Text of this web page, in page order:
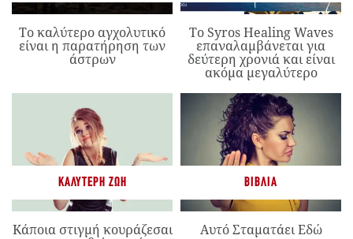
Το καλύτερο αγχολυτικό
είναι η παρατήρηση των
άστρων
Το Syros Healing Waves
επαναλαμβάνεται για
δεύτερη χρονιά και είναι
ακόμα μεγαλύτερο
ΚΑΛΎΤΕΡΗ ΖΩΉ
Κάποια στιγμή κουράζεσαι
ΒΙΒΛΊΑ
Αυτό Σταματάει Εδώ